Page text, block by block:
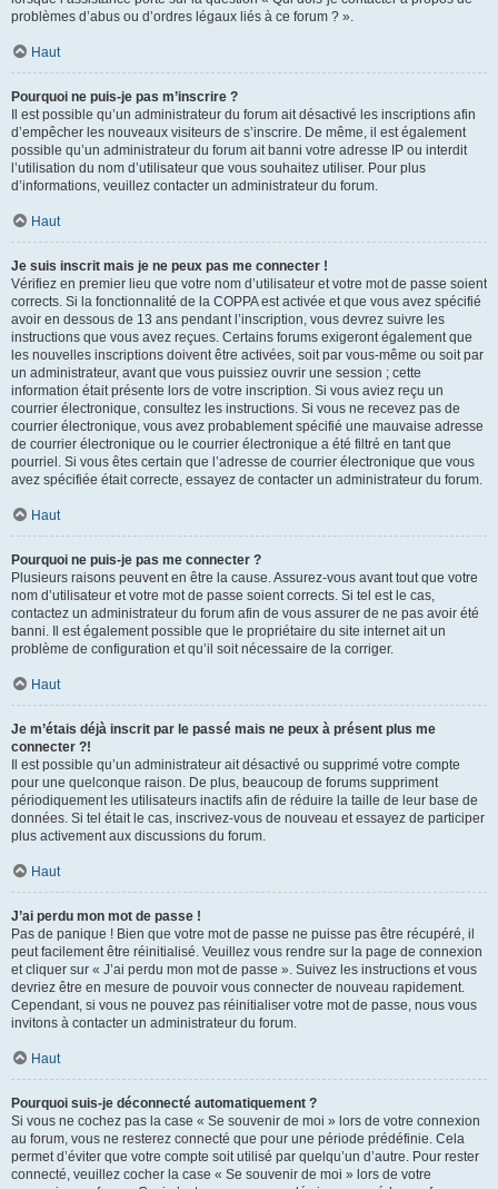
problèmes d’abus ou d’ordres légaux liés à ce forum ? ».
Haut
Pourquoi ne puis-je pas m’inscrire ?
Il est possible qu’un administrateur du forum ait désactivé les inscriptions afin
d’empêcher les nouveaux visiteurs de s’inscrire. De même, il est également
possible qu’un administrateur du forum ait banni votre adresse IP ou interdit
l’utilisation du nom d’utilisateur que vous souhaitez utiliser. Pour plus
d’informations, veuillez contacter un administrateur du forum.
Haut
Je suis inscrit mais je ne peux pas me connecter !
Vérifiez en premier lieu que votre nom d’utilisateur et votre mot de passe soient
corrects. Si la fonctionnalité de la COPPA est activée et que vous avez spécifié
avoir en dessous de 13 ans pendant l’inscription, vous devrez suivre les
instructions que vous avez reçues. Certains forums exigeront également que
les nouvelles inscriptions doivent être activées, soit par vous-même ou soit par
un administrateur, avant que vous puissiez ouvrir une session ; cette
information était présente lors de votre inscription. Si vous aviez reçu un
courrier électronique, consultez les instructions. Si vous ne recevez pas de
courrier électronique, vous avez probablement spécifié une mauvaise adresse
de courrier électronique ou le courrier électronique a été filtré en tant que
pourriel. Si vous êtes certain que l’adresse de courrier électronique que vous
avez spécifiée était correcte, essayez de contacter un administrateur du forum.
Haut
Pourquoi ne puis-je pas me connecter ?
Plusieurs raisons peuvent en être la cause. Assurez-vous avant tout que votre
nom d’utilisateur et votre mot de passe soient corrects. Si tel est le cas,
contactez un administrateur du forum afin de vous assurer de ne pas avoir été
banni. Il est également possible que le propriétaire du site internet ait un
problème de configuration et qu’il soit nécessaire de la corriger.
Haut
Je m’étais déjà inscrit par le passé mais ne peux à présent plus me
connecter ?!
Il est possible qu’un administrateur ait désactivé ou supprimé votre compte
pour une quelconque raison. De plus, beaucoup de forums suppriment
périodiquement les utilisateurs inactifs afin de réduire la taille de leur base de
données. Si tel était le cas, inscrivez-vous de nouveau et essayez de participer
plus activement aux discussions du forum.
Haut
J’ai perdu mon mot de passe !
Pas de panique ! Bien que votre mot de passe ne puisse pas être récupéré, il
peut facilement être réinitialisé. Veuillez vous rendre sur la page de connexion
et cliquer sur « J’ai perdu mon mot de passe ». Suivez les instructions et vous
devriez être en mesure de pouvoir vous connecter de nouveau rapidement.
Cependant, si vous ne pouvez pas réinitialiser votre mot de passe, nous vous
invitons à contacter un administrateur du forum.
Haut
Pourquoi suis-je déconnecté automatiquement ?
Si vous ne cochez pas la case « Se souvenir de moi » lors de votre connexion
au forum, vous ne resterez connecté que pour une période prédéfinie. Cela
permet d’éviter que votre compte soit utilisé par quelqu’un d’autre. Pour rester
connecté, veuillez cocher la case « Se souvenir de moi » lors de votre